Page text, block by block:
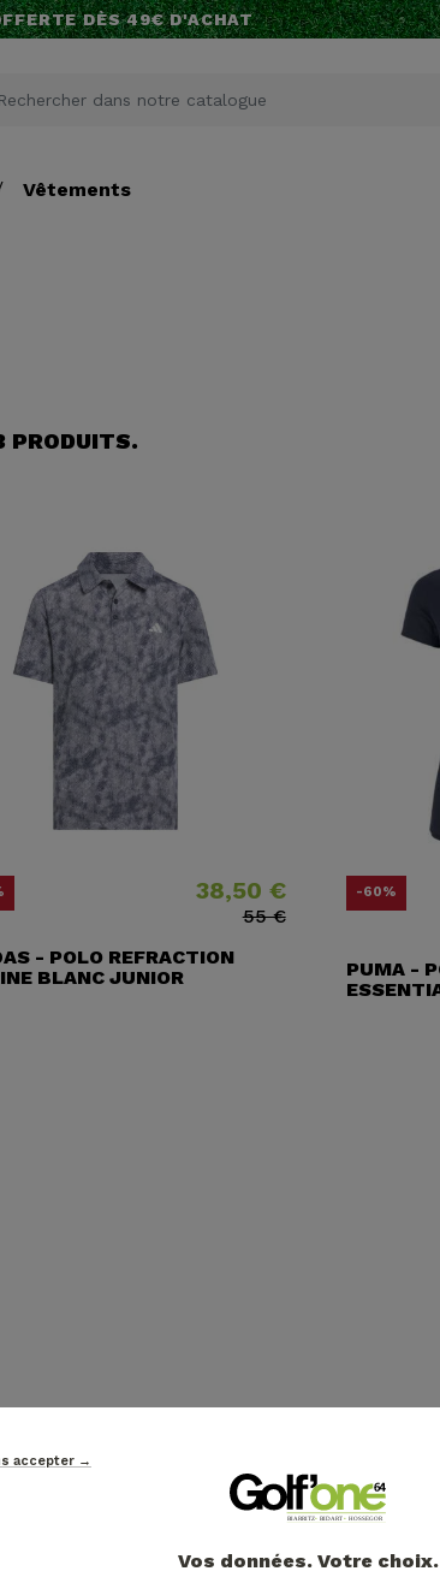
DÈS 49€ D'ACHAT
Vêtements
PRODUITS.
38,50 €
Prix ​​habituel
55 €
- POLO REFRACTION
BLANC JUNIOR
-60%
PUMA -
VOS AVIS
accepter →
Vos données. Votre choix.